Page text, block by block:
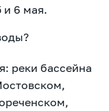
и 6 мая.
реки бассейна